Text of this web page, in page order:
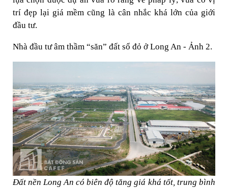
trí đẹp lại giá mềm cũng là cân nhắc khá lớn của giới
đầu tư.
Nhà đầu tư âm thầm “săn” đất sổ đỏ ở Long An - Ảnh 2.
Đất nền Long An có biên độ tăng giá khá tốt, trung bình